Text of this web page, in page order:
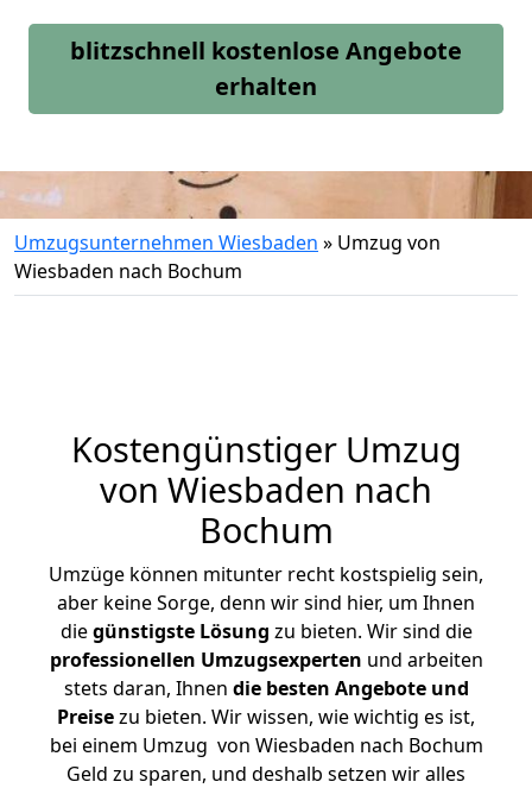
blitzschnell kostenlose Angebote
erhalten
Umzugsunternehmen Wiesbaden » Umzug von
Wiesbaden nach Bochum
Kostengünstiger Umzug
von Wiesbaden nach
Bochum
Umzüge können mitunter recht kostspielig sein,
aber keine Sorge, denn wir sind hier, um Ihnen
diegünstigste Lösung zu bieten. Wir sind die
professionellen Umzugsexperten und arbeiten
stets daran, Ihnen die besten Angebote und
Preisezu bieten. Wir wissen, wie wichtig es ist,
bei einem Umzug von Wiesbaden nach Bochum
Geld zu sparen, und deshalb setzen wir alles